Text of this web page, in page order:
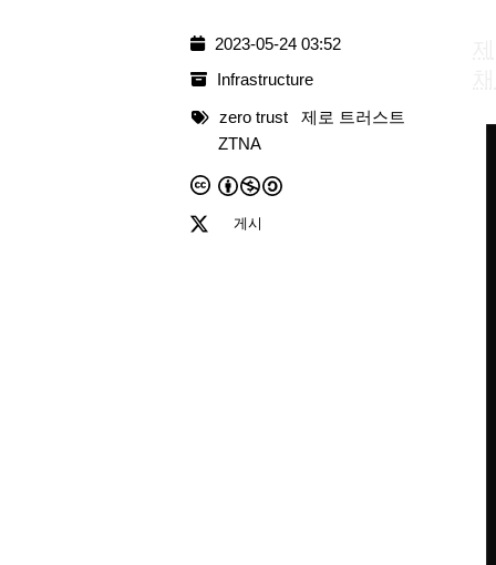
2023-05-24 03:52
Infrastructure
zero trust
제로 트러스트
ZTNA
게시